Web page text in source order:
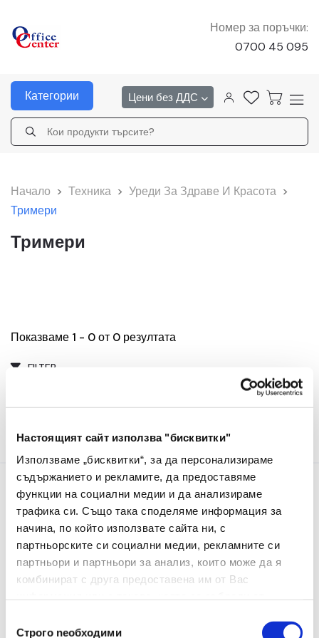
Настоящият сайт използва "бисквитки"
Използваме „бисквитки“, за да персонализираме
съдържанието и рекламите, да предоставяме
функции на социални медии и да анализираме
трафика си. Също така споделяме информация за
начина, по който използвате сайта ни, с
партньорските си социални медии, рекламните си
партньори и партньори за анализ, които може да я
комбинират с друга предоставена им от Вас
наСтрого nеобходими
Номер за поръчки:
0700 45 095
Категории Цени без ДДС
Начало > Техника > Уреди За Здраве И Красота >
Тримери
Тримери
Показваме 1 - 0 от 0 резултата
FILTER
Информация
Контакти